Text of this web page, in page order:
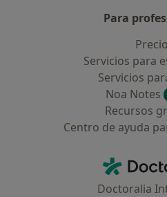
Para
Servicios para
Servicios
Noa Notes
Recursos
Centro de ayuda
Doctoralia